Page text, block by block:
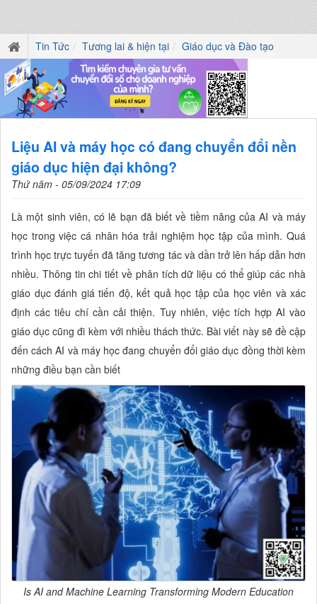
Tin Tức Tương lai & hiện tại Giáo dục và Đào tạo
Liệu AI và máy học có đang chuyển đổi nền
giáo dục hiện đại không?
Thứ năm - 05/09/2024 17:09
Là một sinh viên, có lẽ bạn đã biết về tiềm năng của AI và máy
học trong việc cá nhân hóa trải nghiệm học tập của mình. Quá
trình học trực tuyến đã tăng tương tác và dần trở lên hấp dẫn hơn
nhiều. Thông tin chi tiết về phân tích dữ liệu có thể giúp các nhà
giáo dục đánh giá tiến độ, kết quả học tập của học viên và xác
định các tiêu chí cần cải thiện. Tuy nhiên, việc tích hợp AI vào
giáo dục cũng đi kèm với nhiều thách thức. Bài viết này sẽ đề cập
đến cách AI và máy học đang chuyển đổi giáo dục đồng thời kèm
những điều bạn cần biết
Is AI and Machine Learning Transforming Modern Education